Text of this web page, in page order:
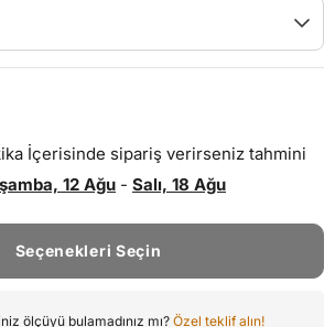
İçerisinde sipariş verirseniz tahmini
12 Ağu - Salı, 18 Ağu
Seçenekleri Seçin
ölçüyü bulamadınız mı? Özel teklif alın!